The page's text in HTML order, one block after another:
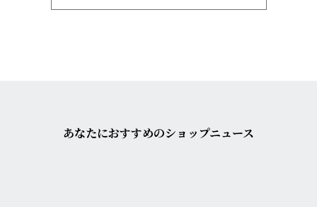
あなたにおすすめのショップニュース